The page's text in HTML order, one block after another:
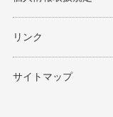
リンク
サイトマップ